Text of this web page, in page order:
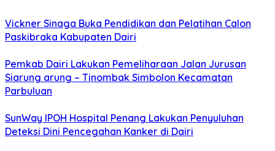
Vickner Sinaga Buka Pendidikan dan Pelatihan Calon
Paskibraka Kabupaten Dairi
Pemkab Dairi Lakukan Pemeliharaan Jalan Jurusan
Siarung arung – Tinombak Simbolon Kecamatan
Parbuluan
SunWay IPOH Hospital Penang Lakukan Penyuluhan
Deteksi Dini Pencegahan Kanker di Dairi